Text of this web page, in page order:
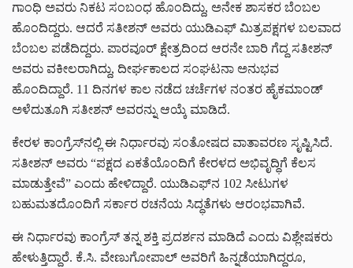
ಗಾಂಧಿ ಅವರು ನಿಕಟ ಸಂಬಂಧ ಹೊಂದಿದ್ದು, ಅನೇಕ ಶಾಸಕರ ಬೆಂಬಲ
ಹೊಂದಿದ್ದರು. ಆದರೆ ಸತೀಶನ್ ಅವರು ಯುಡಿಎಫ್ ಮಿತ್ರಪಕ್ಷಗಳ ಬಲವಾದ
ಬೆಂಬಲ ಪಡೆದಿದ್ದರು. ಪಾರವೂರ್ ಕ್ಷೇತ್ರದಿಂದ ಆರನೇ ಬಾರಿ ಗೆದ್ದ ಸತೀಶನ್
ಅವರು ವಕೀಲರಾಗಿದ್ದು, ದೀರ್ಘಕಾಲದ ಸಂಘಟನಾ ಅನುಭವ
ಹೊಂದಿದ್ದಾರೆ. 11 ದಿನಗಳ ಕಾಲ ನಡೆದ ಚರ್ಚೆಗಳ ನಂತರ ಹೈಕಮಾಂಡ್
ಅಳೆದುತೂಗಿ ಸತೀಶನ್ ಅವರನ್ನು ಆಯ್ಕೆ ಮಾಡಿದೆ.
ಕೇರಳ ಕಾಂಗ್ರೆಸ್‌ನಲ್ಲಿ ಈ ನಿರ್ಧಾರವು ಸಂತೋಷದ ವಾತಾವರಣ ಸೃಷ್ಟಿಸಿದೆ.
ಸತೀಶನ್ ಅವರು “ಪಕ್ಷದ ಏಕತೆಯೊಂದಿಗೆ ಕೇರಳದ ಅಭಿವೃದ್ಧಿಗೆ ಕೆಲಸ
ಮಾಡುತ್ತೇವೆ” ಎಂದು ಹೇಳಿದ್ದಾರೆ. ಯುಡಿಎಫ್‌ನ 102 ಸೀಟುಗಳ
ಬಹುಮತದೊಂದಿಗೆ ಸರ್ಕಾರ ರಚನೆಯ ಸಿದ್ಧತೆಗಳು ಆರಂಭವಾಗಿವೆ.
ಈ ನಿರ್ಧಾರವು ಕಾಂಗ್ರೆಸ್ ತನ್ನ ಶಕ್ತಿ ಪ್ರದರ್ಶನ ಮಾಡಿದೆ ಎಂದು ವಿಶ್ಲೇಷಕರು
ಹೇಳುತ್ತಿದ್ದಾರೆ. ಕೆ.ಸಿ. ವೇಣುಗೋಪಾಲ್ ಅವರಿಗೆ ಹಿನ್ನಡೆಯಾಗಿದ್ದರೂ,